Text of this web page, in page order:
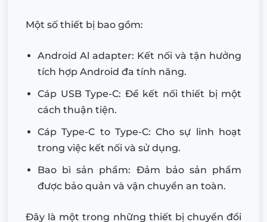
Một số thiết bị bao gồm:
Android Al adapter: Kết nối và tận hưởng
tích hợp Android đa tính năng.
Cáp USB Type-C: Để kết nối thiết bị một
cách thuận tiện.
Cáp Type-C to Type-C: Cho sự linh hoạt
trong việc kết nối và sử dụng.
Bao bì sản phẩm: Đảm bảo sản phẩm
được bảo quản và vận chuyển an toàn.
Đây là một trong những thiết bị chuyển đổi